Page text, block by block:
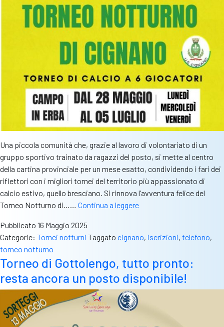
dal
23
giugno.
Iscrizioni
aperte
Una piccola comunità che, grazie al lavoro di volontariato di un
gruppo sportivo trainato da ragazzi del posto, si mette al centro
della cartina provinciale per un mese esatto, condividendo i fari dei
riflettori con i migliori tornei del territorio più appassionato di
calcio estivo, quello bresciano. Si rinnova l’avventura felice del
Torneo Notturno di…… Continua a leggereIl
Cignano
più
grande:
10
di
Pubblicato 16 Maggio 2025
Categorie: Tornei notturni Taggato cignano, iscrizioni, telefono,
torneo notturno
Torneo di Gottolengo, tutto pronto:
resta ancora un posto disponibile!